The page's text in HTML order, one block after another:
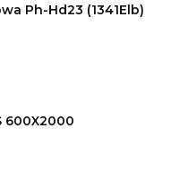
Ph-Hd23 (1341Elb)
600X2000